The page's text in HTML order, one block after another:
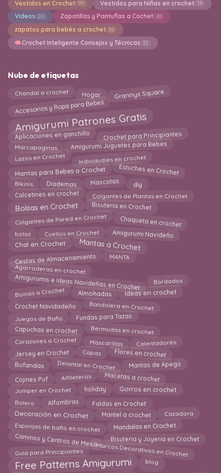
Vestidos en Crochet 99 Vestidos para Niñas en crochet 19
Videos 20 Zapatillas y Pantuflas a Cochet 41
zapatos para bebés a crochet 36
Crochet Inteligente Consejos y Técnicas 21
Nube de etiquetas
Chandal a crochet Hogar Grannys Square
Accesorios y Ropa para Bebes
Amigurumi Patrones Gratis
Aplicaciones en ganchillo Crochet para Principiantes
Marcapaginas Amigurumi Juguetes para Bebes
Lazos en Crochet Individuales en crochet
Mantas para Bebes a Crochet Estuches en Crochet
Bikinis Diademas Mascotas diy
Calcetines en crochet Colgantes de Plantas en Crochet
Bolsas en Crochet Bisutería en Crochet
Colgantes de Pared en Crochet Chaqueta en crochet
bolso Cuellos en Crochet Amigurumi Navideño
Chal en Crochet Mantas a Crochet
Cestas de Almacenamiento MANTA
Agarraderas en crochet
Amigurumis e Ideas Navideñas en Crochet Bordados
Boinas a Crochet Almohadas Ideas en crochet
Crochet Navidadeño Bandolera en Crochet
Juegos de Baño Fundas para Tazas
Capuchas en crochet Bermudas en crochet
Corazones a Crochet Mascarillas Calentadores
Jersey en Crochet Capas Flores en crochet
Bufandas Delantal en Crochet Mantas de Apego
Cojines Puf Alfileteros Macetas a crochet
Jumper en Crochet holiday Gorros en crochet
Bolero Alfombras Faldas en Crochet
Decoración en Crochet Mantel a crochet Cazadora
Esponjas de baño en crochet Mandalas en Crochet
Caminos y Centros de Mesa Bisuteria y Joyeria en Crochet
Guía para Principiantes Marcos Decorativos en Crochet
Free Patterns Amigurumi blog